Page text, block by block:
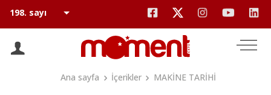
Ana sayfa İçerikler MAKİNE TARİHİ